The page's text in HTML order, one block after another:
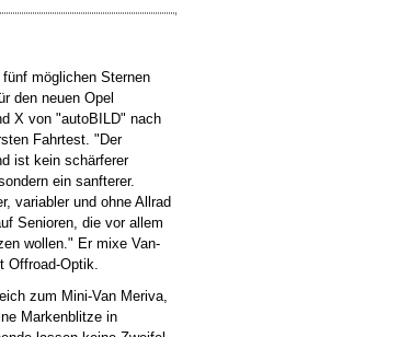
möglichen Sternen
den neuen Opel
X von "autoBILD" nach
Fahrtest. "Der
ist kein schärferer
ein sanfterer.
variabler und ohne Allrad
Senioren, die vor allem
wollen." Er mixe Van-
Offroad-Optik.
zum Mini-Van Meriva,
Markenblitze in